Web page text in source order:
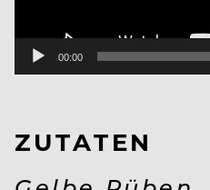
00:00
ZUTATEN